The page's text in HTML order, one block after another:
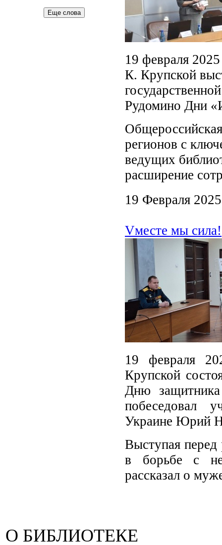
Еще слова
19 февраля
К. Крупской
Рудомино Дни
регионов с
ведущих
расширение
19 Февраля 2025
Vместе мы сила!
19 февраля
Крупской
Дню
побеседовал
Украине Юрий
Выступая перед
в борьбе с
рассказал о
О БИБЛИОТЕКЕ